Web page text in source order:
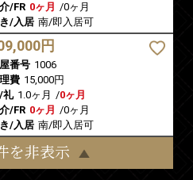
/FR 0ヶ月 /0ヶ月
/入居 南/即入居可
円
番号 1006
費 15,000円
礼 1.0ヶ月 /0ヶ月
/FR 0ヶ月 /0ヶ月
/入居 南/即入居可
を非表示